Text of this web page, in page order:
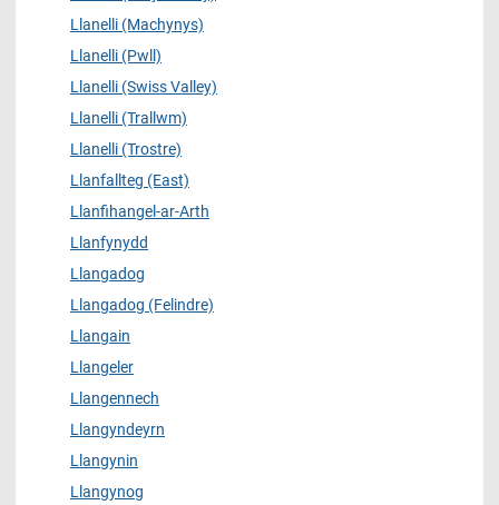
Llanelli (Machynys)
Llanelli (Pwll)
Llanelli (Swiss Valley)
Llanelli (Trallwm)
Llanelli (Trostre)
Llanfallteg (East)
Llanfihangel-ar-Arth
Llanfynydd
Llangadog
Llangadog (Felindre)
Llangain
Llangeler
Llangennech
Llangyndeyrn
Llangynin
Llangynog